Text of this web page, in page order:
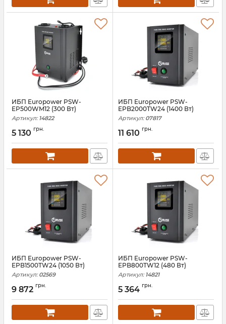
ИБП Europower PSW-
EP500WM12 (300 Вт)
Артикул: 14822
5 130 грн.
ИБП Europower PSW-
EPB2000TW24 (1400 Вт)
Артикул: 07817
11 610 грн.
ИБП Europower PSW-
EPB1500TW24 (1050 Вт)
Артикул: 02569
9 872 грн.
ИБП Europower PSW-
EPB800TW12 (480 Вт)
Артикул: 14821
5 364 грн.